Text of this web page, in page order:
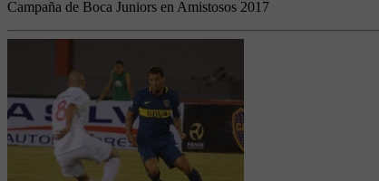
Campaña de Boca Juniors en Amistosos 2017